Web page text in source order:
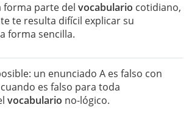
forma parte del vocabulario cotidiano,
te resulta difícil explicar su
forma sencilla.
un enunciado A es falso con
es falso para toda
vocabulario no-lógico.